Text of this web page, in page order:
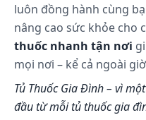
Cách bảo quản:
Nơi khô ráo, thoáng
luôn đồng hành cùng
nâng cao sức khỏe cho
thuốc nhanh tận nơi
mọi nơi – kể cả ngoài
Tủ Thuốc Gia Đình – vì
đầu từ mỗi tủ thuốc gia